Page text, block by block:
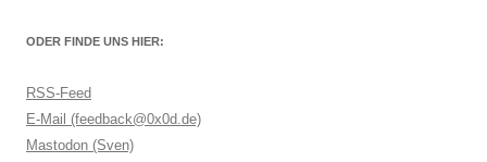
ODER FINDE UNS HIER:
RSS-Feed
E-Mail (feedback@0x0d.de)
Mastodon (Sven)